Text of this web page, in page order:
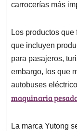
carrocerías más
Los productos
que incluyen
para pasajeros,
embargo, los que
autobuses
maquinaria
La marca Yutong